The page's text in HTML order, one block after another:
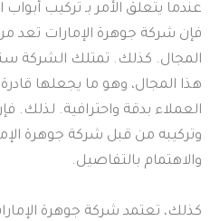
عندما يتعلق الأمر بـ تركيب
فإن شركة جوهرة الإمارات تعد
المجال. كذلك. تمتلك الشركة
هذا المجال، وهو ما يجعلها
العملاء بدقة واحترافية. لذلك.
وتركيبه من قبل شركة جوهرة
والاهتمام بالتفاصيل.
كذلك، تعتمد شركة جوهرة